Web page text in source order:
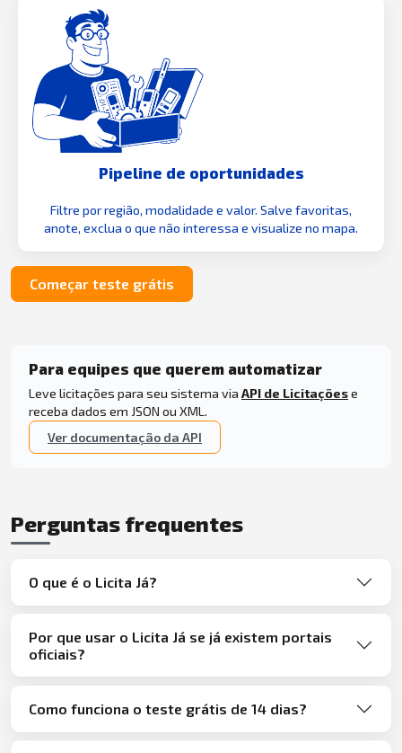
Pipeline de oportunidades
Filtre por região, modalidade e valor. Salve favoritas,
anote, exclua o que não interessa e visualize no mapa.
Começar teste grátis
Para equipes que querem automatizar
Leve licitações para seu sistema via API de Licitaçõese
receba dados em JSON ou XML.
Ver documentação da API
Perguntas frequentes
O que é o Licita Já?
Por que usar o Licita Já se já existem portais
oficiais?
Como funciona o teste grátis de 14 dias?